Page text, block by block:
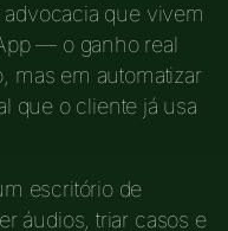
que vivem
— o ganho real
mas em automatizar
que o cliente já usa
escritório de
áudios, triar casos e